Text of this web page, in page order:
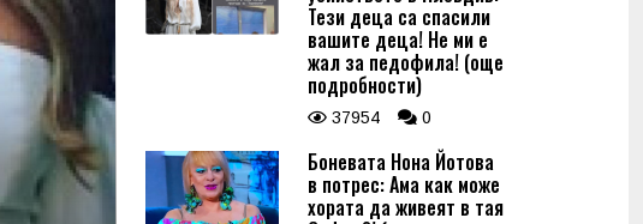
Тези деца са спасили
вашите деца! Не ми е
жал за педофила! (още
подробности)
37954 0
Боневата Нона Йотова
в потрес: Ама как може
хората да живеят в тая